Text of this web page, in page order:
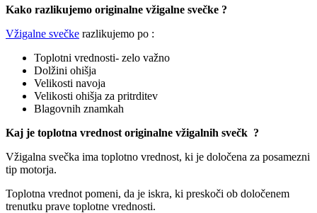
Kako razlikujemo originalne vžigalne svečke ?
Vžigalne svečke razlikujemo po :
Toplotni vrednosti- zelo važno
Dolžini ohišja
Velikosti navoja
Velikosti ohišja za pritrditev
Blagovnih znamkah
Kaj je toplotna vrednost originalne vžigalnih svečk ?
Vžigalna svečka ima toplotno vrednost, ki je določena za posamezni
tip motorja.
Toplotna vrednot pomeni, da je iskra, ki preskoči ob določenem
trenutku prave toplotne vrednosti.